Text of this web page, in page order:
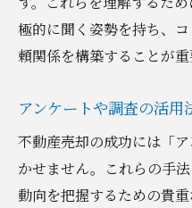
極的に聞く姿勢を持ち、
頼関係を構築することが重
アンケートや調査の活用
不動産売却の成功には「
かせません。これらの手
動向を把握するための貴